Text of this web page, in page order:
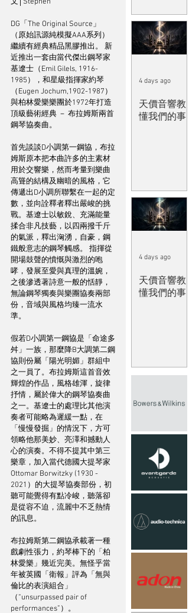
DG「The Original Source」
（原始訊源純模擬AAA系列）
繼續有經典精品黑膠推出。 新
近推出一套由當代傑出鋼琴家
基遼士（Emil Gilels, 1916-
1985），和星級指揮家約琴
（Eugen Jochum,1902-1987）
與柏林愛樂樂團於1972年打造
頂級藝術經典 － 布拉姆斯兩首
鋼琴協奏曲。
首先談談D小調第一鋼協，布拉
姆斯原本把本曲許多的主素材
用於交響樂，然而考量到樂曲
高聳的結構及幽暗的風格，它
傳遞出D小調所聯繫在一起的定
數，並向詮釋者釋出嚴峻的挑
戰。基遼士以敏銳、充滿能量
揉合非凡技藝，以四兩撥千斤
的氣派，釋出洶湧，自豪，鋼
鐵般意志的鋼琴觸感。 指揮從
開場鼓聲的憤慨與激烈的咆
哮，發展至愛與真理的溫婉，
之後滲透著詩意一般的恬靜，
無論鋼琴獨奏與樂團協奏兩部
份，音域與風格均臻一流水
準。
假若D小調第一鋼協是「命途多
舛」一族，那麼降B大調第二鋼
協則份屬「陽光明媚」群組中
之一員了。布拉姆斯這首音效
輝煌的作品，風格雄渾，旋律
抒情，屬於偉大的鋼琴協奏曲
之一。基遼士的處理比其他演
奏者可能略為遲緩一點，在
「慢慢發掘」的情況下，方可
領略他那美妙、亮澤和撼動人
心的演奏。不得不提其中第三
樂章，加入當代德國大提琴家
Ottomar Borwitzky (1930 -
2021）的大提琴協奏部份，初
聽可能覺得有點冷峻，聽落卻
是從容不迫，流麗中不乏熱情
的訊息。
布拉姆斯第二鋼協承載著一種
戲劇性張力，約琴棒下的「柏
林愛樂」幾近完美。無怪乎當
年被英國「衛報」評為「無與
倫比的表演組合」
（“unsurpassed pair of
performances”）。
天價音響教
懂我們的事
4 days ago
天價音響教
懂我們的事
4 days ago